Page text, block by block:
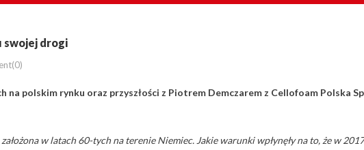
swojej drogi
na polskim rynku oraz przyszłości z Piotrem Demczarem z Cellofoam Polska
w latach 60-tych na terenie Niemiec. Jakie warunki wpłynęły na to, że w 2017